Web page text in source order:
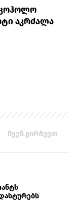
აკრძალა
ჩვენ გირჩევთ